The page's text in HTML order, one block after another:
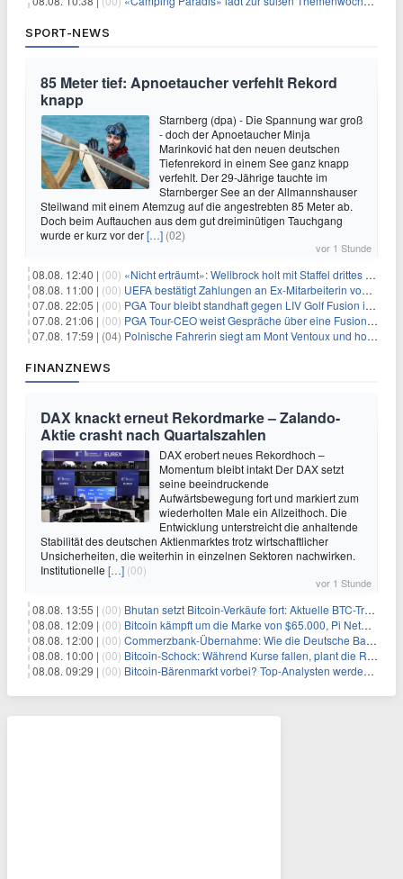
SPORT-NEWS
85 Meter tief: Apnoetaucher verfehlt Rekord
knapp
Starnberg (dpa) - Die Spannung war groß
- doch der Apnoetaucher Minja
Marinković hat den neuen deutschen
Tiefenrekord in einem See ganz knapp
verfehlt. Der 29-Jährige tauchte im
Starnberger See an der Allmannshauser
Steilwand mit einem Atemzug auf die angestrebten 85 Meter ab.
Doch beim Auftauchen aus dem gut dreiminütigen Tauchgang
wurde er kurz vor der[…] (02)
vor 1 Stunde
08.08. 12:40 | (00) «Nicht erträumt»: Wellbrock holt mit Staffel drittes EM-Gold
08.08. 11:00 | (00) UEFA bestätigt Zahlungen an Ex-Mitarbeiterin von Infantino
07.08. 22:05 | (00) PGA Tour bleibt standhaft gegen LIV Golf Fusion in einem sich wandelnden Sportumfeld
07.08. 21:06 | (00) PGA Tour-CEO weist Gespräche über eine Fusion mit LIV Golf zurück und bekräftigt die Wettbewerbslandschaft
07.08. 17:59 | (04) Polnische Fahrerin siegt am Mont Ventoux und holt Tour-Gelb
FINANZNEWS
DAX knackt erneut Rekordmarke – Zalando-
Aktie crasht nach Quartalszahlen
DAX erobert neues Rekordhoch –
Momentum bleibt intakt Der DAX setzt
seine beeindruckende
Aufwärtsbewegung fort und markiert zum
wiederholten Male ein Allzeithoch. Die
Entwicklung unterstreicht die anhaltende
Stabilität des deutschen Aktienmarktes trotz wirtschaftlicher
Unsicherheiten, die weiterhin in einzelnen Sektoren nachwirken.
Institutionelle […] (00)
vor 1 Stunde
08.08. 13:55 | (00) Bhutan setzt Bitcoin-Verkäufe fort: Aktuelle BTC-Transaktionen
08.08. 12:09 | (00) Bitcoin kämpft um die Marke von $65.000, Pi Network gewinnt an Unterstützung
08.08. 12:00 | (00) Commerzbank-Übernahme: Wie die Deutsche Bank im Schatten zum großen Gewinner wird
08.08. 10:00 | (00) Bitcoin-Schock: Während Kurse fallen, plant die Regierung die Steuer-Bombe
08.08. 09:29 | (00) Bitcoin-Bärenmarkt vorbei? Top-Analysten werden optimistisch, aber die Geschichte sagt etwas anderes